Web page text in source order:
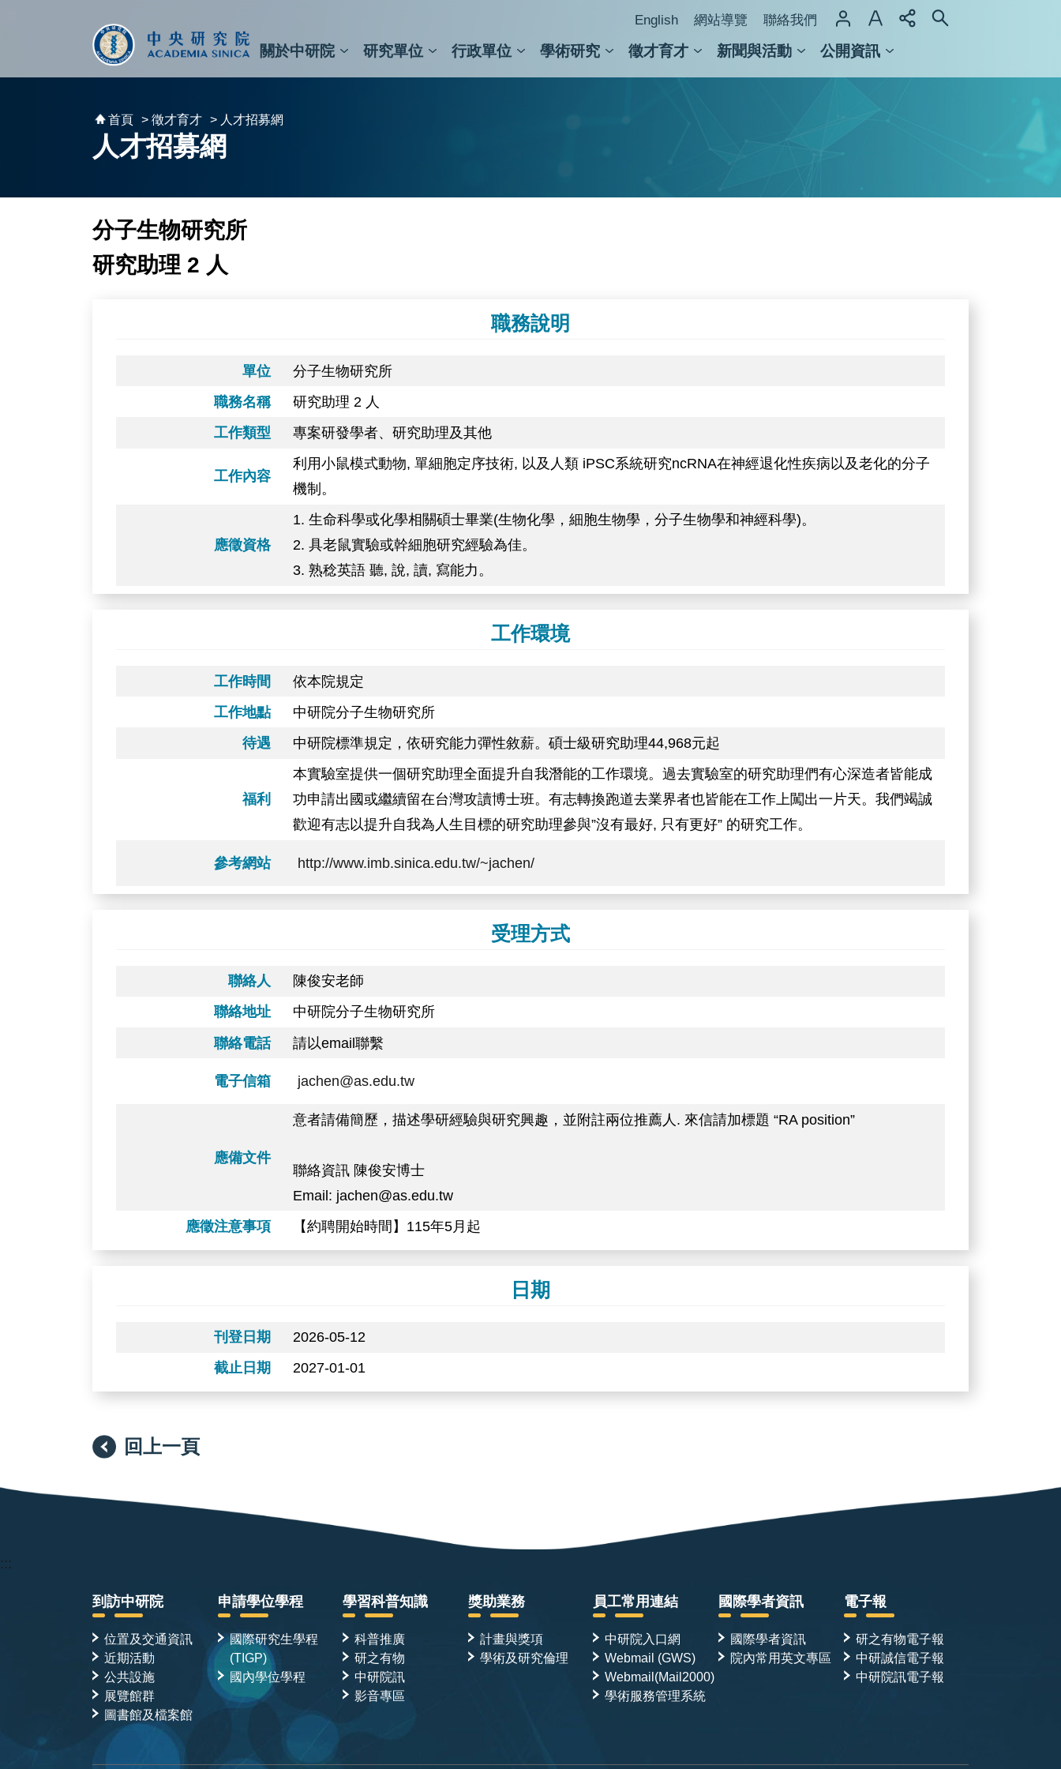
English 網站導覽 聯絡我們
關於中研院 研究單位 行政單位 學術研究 徵才育才 新聞與活動 公開資訊
首頁 > 徵才育才 > 人才招募網
人才招募網
分子生物研究所
研究助理 2 人
職務說明
單位
分子生物研究所
職務名稱
研究助理 2 人
工作類型
專案研發學者、研究助理及其他
工作內容
利用小鼠模式動物, 單細胞定序技術, 以及人類 iPSC系統研究ncRNA在神經退化性疾病以及老化的分子
機制。
應徵資格
1. 生命科學或化學相關碩士畢業(生物化學，細胞生物學，分子生物學和神經科學)。
2. 具老鼠實驗或幹細胞研究經驗為佳。
3. 熟稔英語 聽, 說, 讀, 寫能力。
工作環境
工作時間
依本院規定
工作地點
中研院分子生物研究所
待遇
中研院標準規定，依研究能力彈性敘薪。碩士級研究助理44,968元起
福利
本實驗室提供一個研究助理全面提升自我潛能的工作環境。過去實驗室的研究助理們有心深造者皆能成
功申請出國或繼續留在台灣攻讀博士班。有志轉換跑道去業界者也皆能在工作上闖出一片天。我們竭誠
歡迎有志以提升自我為人生目標的研究助理參與”沒有最好, 只有更好” 的研究工作。
參考網站 http://www.imb.sinica.edu.tw/~jachen/
受理方式
聯絡人
陳俊安老師
聯絡地址
中研院分子生物研究所
聯絡電話
請以email聯繫
電子信箱 jachen@as.edu.tw
應備文件
意者請備簡歷，描述學研經驗與研究興趣，並附註兩位推薦人. 來信請加標題 “RA position”
聯絡資訊 陳俊安博士
Email: jachen@as.edu.tw
應徵注意事項
【約聘開始時間】115年5月起
日期
刊登日期
2026-05-12
截止日期
2027-01-01
回上一頁
:::
到訪中研院
位置及交通資訊
近期活動
公共設施
展覽館群
圖書館及檔案館
申請學位學程
國際研究生學程
(TIGP)
國內學位學程
學習科普知識
科普推廣
研之有物
中研院訊
影音專區
獎助業務
計畫與獎項
學術及研究倫理
員工常用連結
中研院入口網
Webmail (GWS)
Webmail(Mail2000)
學術服務管理系統
國際學者資訊
國際學者資訊
院內常用英文專區
電子報
研之有物電子報
中研誠信電子報
中研院訊電子報